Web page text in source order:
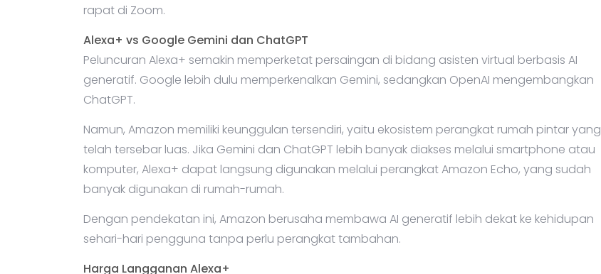
rapat di Zoom.
Alexa+ vs Google Gemini dan ChatGPT
Peluncuran Alexa+ semakin memperketat persaingan di bidang asisten virtual berbasis AI
generatif. Google lebih dulu memperkenalkan Gemini, sedangkan OpenAI mengembangkan
ChatGPT.
Namun, Amazon memiliki keunggulan tersendiri, yaitu ekosistem perangkat rumah pintar yang
telah tersebar luas. Jika Gemini dan ChatGPT lebih banyak diakses melalui smartphone atau
komputer, Alexa+ dapat langsung digunakan melalui perangkat Amazon Echo, yang sudah
banyak digunakan di rumah-rumah.
Dengan pendekatan ini, Amazon berusaha membawa AI generatif lebih dekat ke kehidupan
sehari-hari pengguna tanpa perlu perangkat tambahan.
Harga Langganan Alexa+